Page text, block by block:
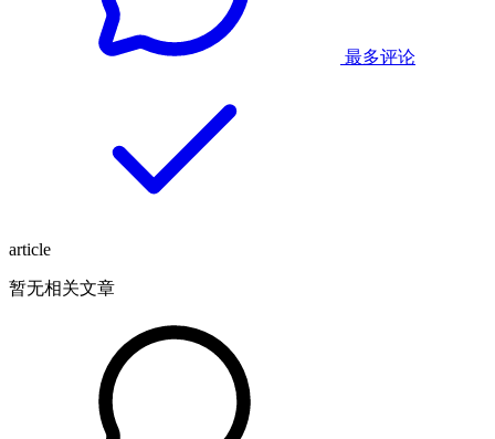
最多评论
article
暂无相关文章